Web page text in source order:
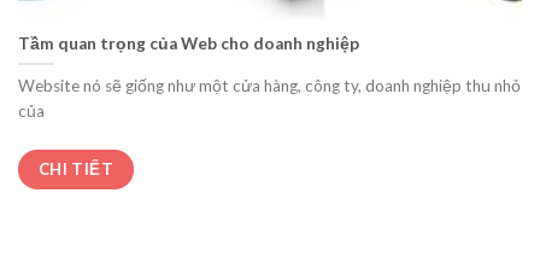
Tầm quan trọng của Web cho doanh nghiệp
Website nó sẽ giống như một cửa hàng, công ty, doanh nghiệp thu nhỏ
của
CHI TIẾT